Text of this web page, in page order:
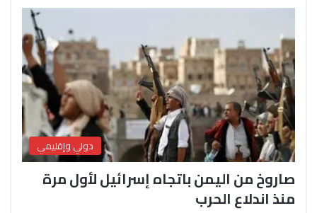
دولي وإقليمي
صاروخ من اليمن باتجاه إسرائيل لأول مرة
منذ اندلاع الحرب